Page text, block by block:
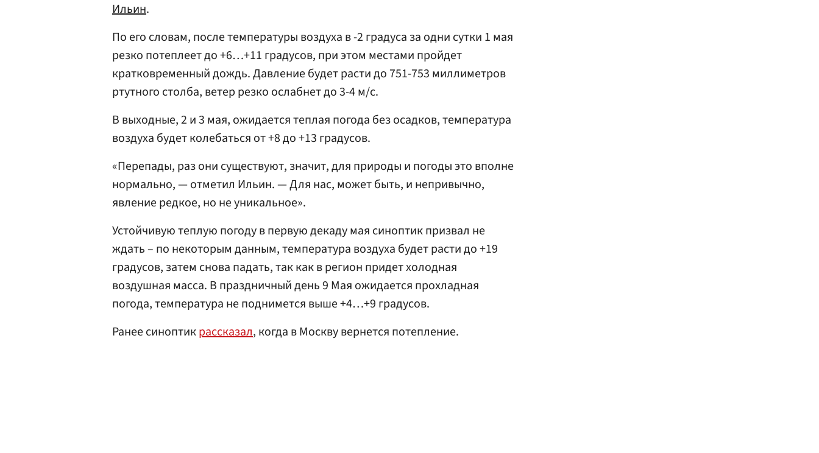
Ильин.
По его словам, после температуры воздуха в -2 градуса за одни сутки 1 мая
резко потеплеет до +6…+11 градусов, при этом местами пройдет
кратковременный дождь. Давление будет расти до 751-753 миллиметров
ртутного столба, ветер резко ослабнет до 3-4 м/с.
В выходные, 2 и 3 мая, ожидается теплая погода без осадков, температура
воздуха будет колебаться от +8 до +13 градусов.
«Перепады, раз они существуют, значит, для природы и погоды это вполне
нормально, — отметил Ильин. — Для нас, может быть, и непривычно,
явление редкое, но не уникальное».
Устойчивую теплую погоду в первую декаду мая синоптик призвал не
ждать – по некоторым данным, температура воздуха будет расти до +19
градусов, затем снова падать, так как в регион придет холодная
воздушная масса. В праздничный день 9 Мая ожидается прохладная
погода, температура не поднимется выше +4…+9 градусов.
Ранее синоптикрассказал, когда в Москву вернется потепление.